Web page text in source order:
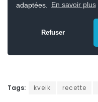
Tags: kveik recette